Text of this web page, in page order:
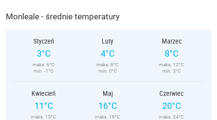
Monleale - średnie temperatury
Styczeń
3°C
maks. 6°C
min. -1°C
Luty
4°C
maks. 8°C
min. 0°C
Marzec
8°C
maks. 12°C
min. 3°C
Kwiecień
11°C
maks. 15°C
Maj
16°C
maks. 19°C
Czerwiec
20°C
maks. 24°C